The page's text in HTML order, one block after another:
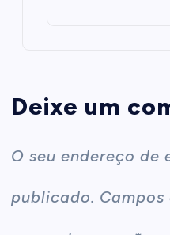
Deixe um
O seu endereço de
publicado.